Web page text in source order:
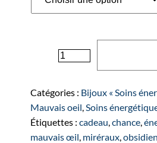
de
"LITTLE
STAR"
doré
Catégories : Bijoux « Soins
Mauvais oeil Soins
Étiquettes :cadeau ,chance ,
mauvais œil miréraux ,